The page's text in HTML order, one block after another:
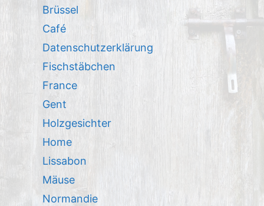
Brüssel
Café
Datenschutzerklärung
Fischstäbchen
France
Gent
Holzgesichter
Home
Lissabon
Mäuse
Normandie